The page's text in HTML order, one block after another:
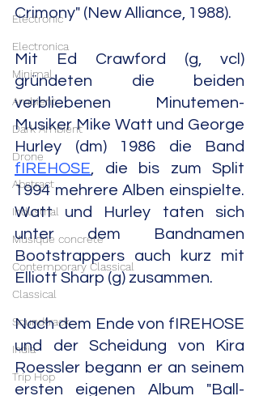
Electronic
Electronica
Minimal
Ambient
Dark Ambient
Drone
Abstract
Industrial
Musique concrète
Contemporary Classical
Classical
Soundtrack
India
Trip Hop
Crimony" (New Alliance, 1988).
Mit Ed Crawford (g, vcl)
gründeten die beiden
verbliebenen Minutemen-
Musiker Mike Watt und George
fIREHOSE, die bis zum Split
1994 mehrere Alben einspielte.
Watt und Hurley taten sich
unter dem Bandnamen
Bootstrappers auch kurz mit
Elliott Sharp (g) zusammen.
Nach dem Ende von fIREHOSE
und der Scheidung von Kira
Roessler begann er an seinem
ersten eigenen Album "Ball-